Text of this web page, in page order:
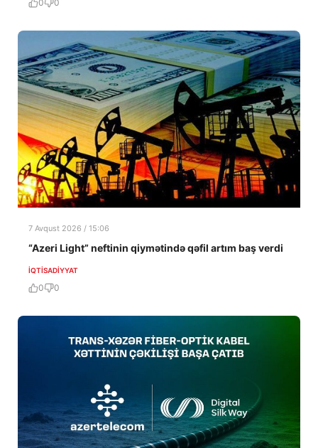
0 0
7 Avqust 2026 / 15:06
“Azeri Light” neftinin qiymətində qəfil artım baş verdi
İQTISADIYYAT
0 0